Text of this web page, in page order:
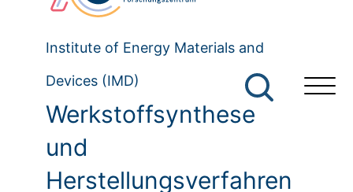
Institute of Energy Materials and
Devices (IMD)
Werkstoffsynthese
und
Herstellungsverfahren